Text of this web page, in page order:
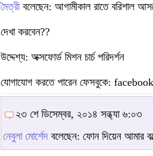
মৈত্রীবলেছেন: আগামীকাল রাতে বরিশাল
দেখা করবেন??
উদ্দেশ্য: অক্সফোর্ড মিশন চার্চ পরিদর্শন
যোগাযোগ করতে পারেন ফেসবুকে:
২৩ শে ডিসেম্বর, ২০১৪ সন্ধ্যা ৬:০৩
নেবুলা মোর্শেদ বলেছেন: ফোন দিয়েন আমার